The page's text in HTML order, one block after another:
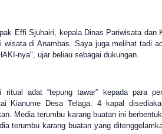
Effi Sjuhairi, kepala Dinas Pariwisata
wisata di Anambas. Saya juga melihat
nya", ujar beliau sebagai dukungan.
ritual adat “tepung tawar” kepada para
Kianume Desa Telaga. 4 kapal
Media terumbu karang buatan ini
terumbu karang buatan yang